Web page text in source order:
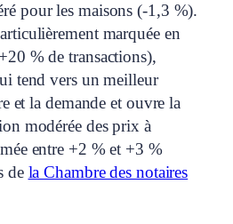
pour les maisons (-1,3 %).
marquée en
% de transactions),
tend vers un meilleur
et la demande et ouvre la
modérée des prix à
entre +2 % et +3 %
de la Chambre des notaires